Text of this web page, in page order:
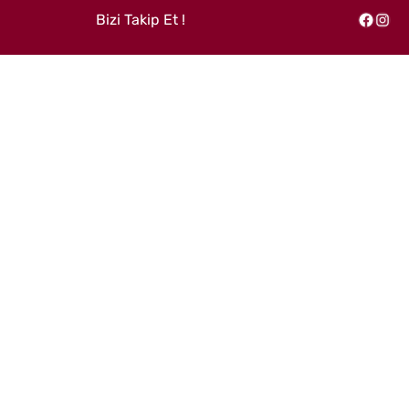
Bizi Takip Et ! Facebook Instagram